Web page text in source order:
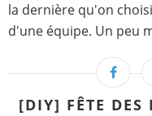
la dernière qu'on
d'une équipe. Un peu
[DIY] FÊTE DES